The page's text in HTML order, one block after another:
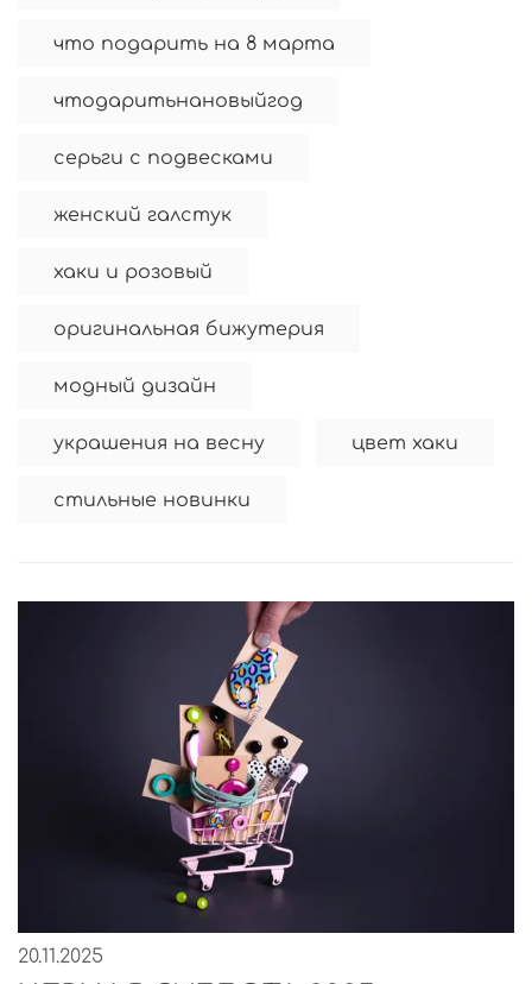
что подарить на 8 марта
чтодаритьнановыйгод
серьги с подвесками
женский галстук
хаки и розовый
оригинальная бижутерия
модный дизайн
украшения на весну цвет хаки
стильные новинки
20.11.2025